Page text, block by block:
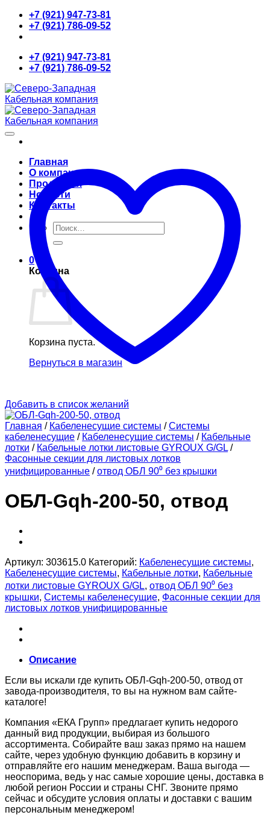
Skip
content
+7 (921) 947-73-81
+7 (921) 786-09-52
+7 (921) 947-73-81
+7 (921) 786-09-52
Главная
О компании
Продукция
Новости
Контакты
Искать:
0
Корзина
Корзина пуста.
Вернуться в магазин
Добавить в список желаний
Главная / Кабеленесущие системы / Системы
кабеленесущие / Кабеленесущие системы / Кабельные
лотки / Кабельные лотки листовые GYROUX G/GL /
Фасонные секции для листовых лотков
унифицированные / отвод ОБЛ 90⁰ без крышки
ОБЛ-Gqh-200-50, отвод
Артикул: 303615.0 Категорий: Кабеленесущие системы,
Кабеленесущие системы, Кабельные лотки, Кабельные
лотки листовые GYROUX G/GL, отвод ОБЛ 90⁰ без
крышки, Системы кабеленесущие, Фасонные секции для
листовых лотков унифицированные
Описание
Если вы искали где купить ОБЛ-Gqh-200-50, отвод от
завода-производителя, то вы на нужном вам сайте-
каталоге!
Компания «ЕКА Групп» предлагает купить недорого
данный вид продукции, выбирая из большого
ассортимента. Собирайте ваш заказ прямо на нашем
сайте, через удобную функцию добавить в корзину и
отправляйте его нашим менеджерам. Ваша выгода —
неоспорима, ведь у нас самые хорошие цены, доставка в
любой регион России и страны СНГ. Звоните прямо
сейчас и обсудите условия оплаты и доставки с вашим
персональным менеджером!